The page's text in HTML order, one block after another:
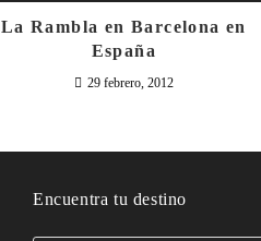
La Rambla en Barcelona en
España
29 febrero, 2012
Encuentra tu destino